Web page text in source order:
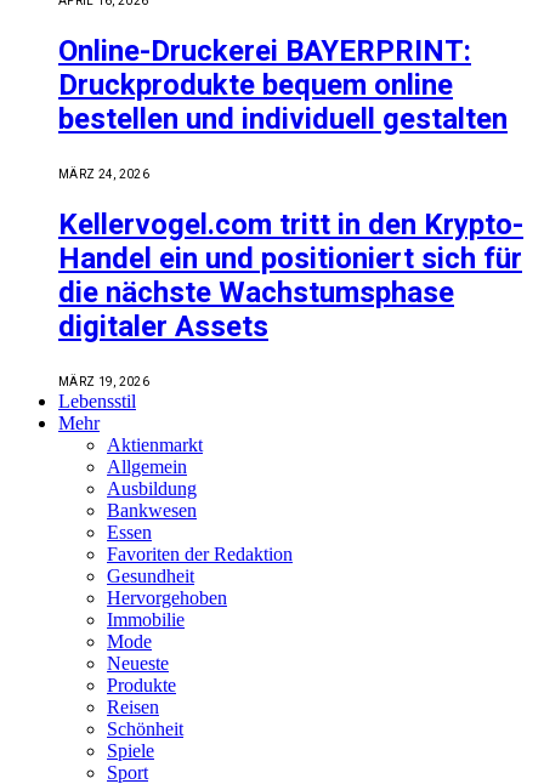
Online-Druckerei BAYERPRINT:
Druckprodukte bequem online
bestellen und individuell gestalten
MÄRZ 24, 2026
Kellervogel.com tritt in den Krypto-
Handel ein und positioniert sich für
die nächste Wachstumsphase
digitaler Assets
MÄRZ 19, 2026
Lebensstil
Mehr
Aktienmarkt
Allgemein
Ausbildung
Bankwesen
Essen
Favoriten der Redaktion
Gesundheit
Hervorgehoben
Immobilie
Mode
Neueste
Produkte
Reisen
Schönheit
Spiele
Sport